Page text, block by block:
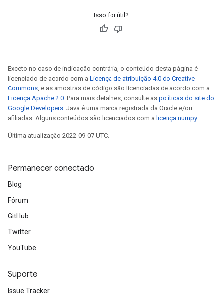
Isso foi útil?
Exceto no caso de indicação contrária, o conteúdo desta página é
licenciado de acordo com a Licença de atribuição 4.0 do Creative
Commons, e as amostras de código são licenciadas de acordo com a
Licença Apache 2.0. Para mais detalhes, consulte as políticas do site do
Google Developers. Java é uma marca registrada da Oracle e/ou
afiliadas. Alguns conteúdos são licenciados com a licença numpy.
Última atualização 2022-09-07 UTC.
Permanecer conectado
Blog
Fórum
GitHub
Twitter
YouTube
Suporte
Issue Tracker